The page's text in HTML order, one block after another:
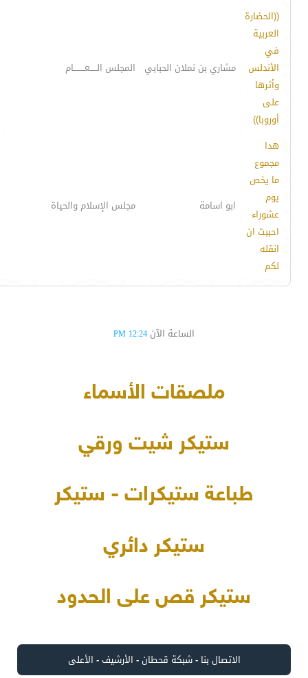
((الحضارة
العربية
في
الأندلس
وأثرها
على
أوروبا))
مشاري بن نملان الحبابي المجلس الـــــعــــــــام
هدا
مجموع
ما يخص
يوم
عشوراء
احببت ان
انقله
لكم
ابو اسامة مجلس الإسلام والحياة
الساعة الآن 12:24 PM
ملصقات الأسماء
ستيكر شيت ورقي
طباعة ستيكرات - ستيكر
ستيكر دائري
ستيكر قص على الحدود
الاتصال بنا -شبكة قحطان- الأرشيف- الأعلى